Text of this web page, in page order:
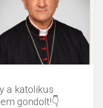
a katolikus
gondolt!👇